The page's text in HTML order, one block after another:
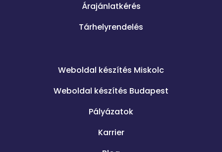
Árajánlatkérés
Tárhelyrendelés
Weboldal készítés Miskolc
Weboldal készítés Budapest
Pályázatok
Karrier